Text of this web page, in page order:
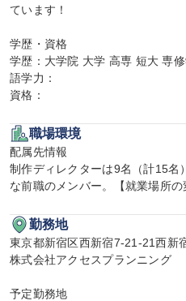
ています！
学歴・資格
学歴：大学院 大学 高専 短大 専
語学力：
資格：
職場環境
配属先情報
制作ディレクターは9名（計15名
な前職のメンバー。【就業場所
勤務地
東京都新宿区西新宿7-21-21西新
株式会社アクセスプランニング
予定勤務地